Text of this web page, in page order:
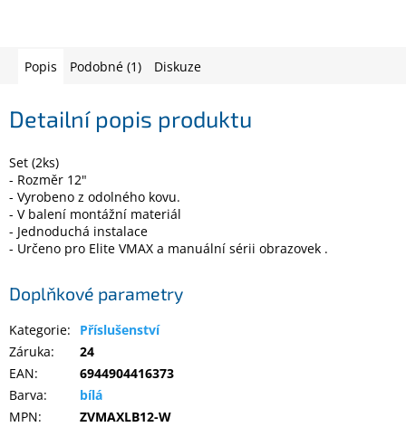
Velké
spotřebiče
Počítače
a
notebooky
Elektronika
Domácnost
Black
Friday
Popis Podobné (1) Diskuze
Detailní popis produktu
Set (2ks)
- Rozměr 12"
- Vyrobeno z odolného kovu.
- V balení montážní materiál
- Jednoduchá instalace
- Určeno pro Elite VMAX a manuální sérii obrazovek .
Doplňkové parametry
Kategorie:
Příslušenství
Záruka:
24
EAN:
6944904416373
Barva:
bílá
MPN: ZVMAXLB12-W